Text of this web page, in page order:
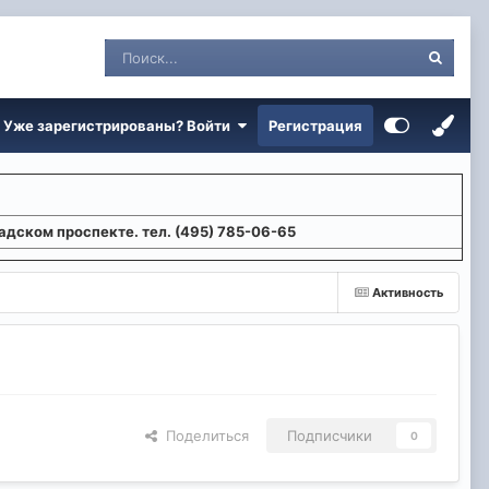
Уже зарегистрированы? Войти Регистрация
проспекте. тел. (495) 785-06-65
Активность
Поделиться Подписчики 0